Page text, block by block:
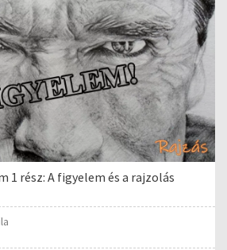
1 rész: A figyelem és a rajzolás